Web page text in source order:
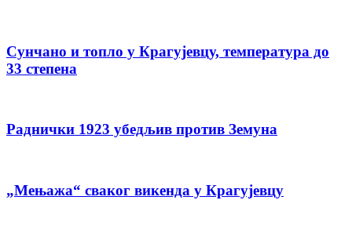
Сунчано и топло у Крагујевцу, температура до
33 степена
Раднички 1923 убедљив против Земуна
„Мењажа“ сваког викенда у Крагујевцу